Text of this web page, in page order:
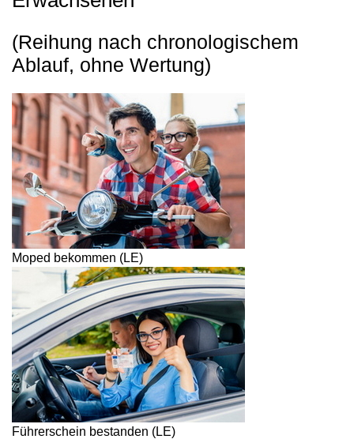
(Reihung nach chronologischem
Ablauf, ohne Wertung)
Moped bekommen (LE)
Führerschein bestanden (LE)